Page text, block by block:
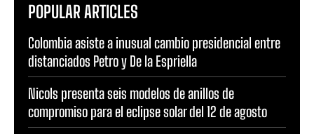
POPULAR ARTICLES
Colombia asiste a inusual cambio presidencial entre
distanciados Petro y De la Espriella
Nicols presenta seis modelos de anillos de
compromiso para el eclipse solar del 12 de agosto